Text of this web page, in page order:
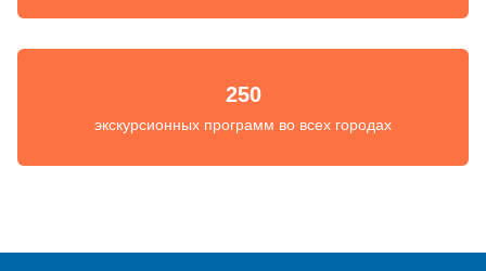
250
экскурсионных программ во всех городах